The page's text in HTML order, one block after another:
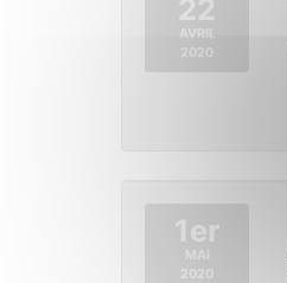
22
AVRIL
1er
MAI
2020